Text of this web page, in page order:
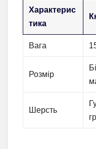
Характерис
тика
Вага
Розмір
Шерсть